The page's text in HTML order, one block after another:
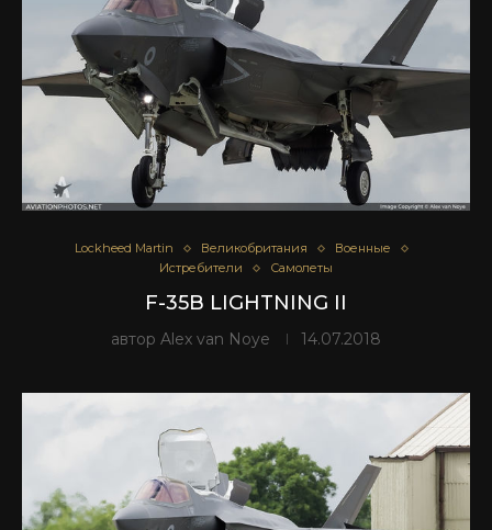
Lockheed Martin Великобритания
Военные
Истребители
Самолеты
F-35B LIGHTNING II
автор Alex van Noye 14.07.2018